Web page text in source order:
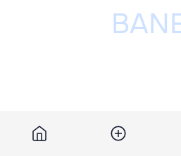
Разместить